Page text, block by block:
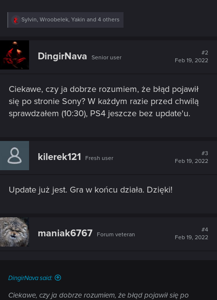
R
c
t
i
:
Sylvin, Wroobelek, Yakin and 4 others
DingirNava Senior user
#2
Feb 19, 2022
Ciekawe, czy ja dobrze rozumiem, że błąd pojawił
się po stronie Sony? W każdym razie przed chwilą
sprawdzałem (10:30), PS4 jeszcze bez update'u.
kilerek121 Fresh user
#3
Feb 19, 2022
Update już jest. Gra w końcu działa. Dzięki!
maniak6767 Forum veteran
#4
Feb 19, 2022
DingirNava said:
Ciekawe, czy ja dobrze rozumiem, że błąd pojawił się po